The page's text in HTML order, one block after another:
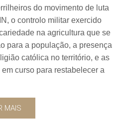
do movimento de luta
o controlo militar exercido
na agricultura que se
para a população, a presença
católica no território, e as
curso para restabelecer a
MAIS